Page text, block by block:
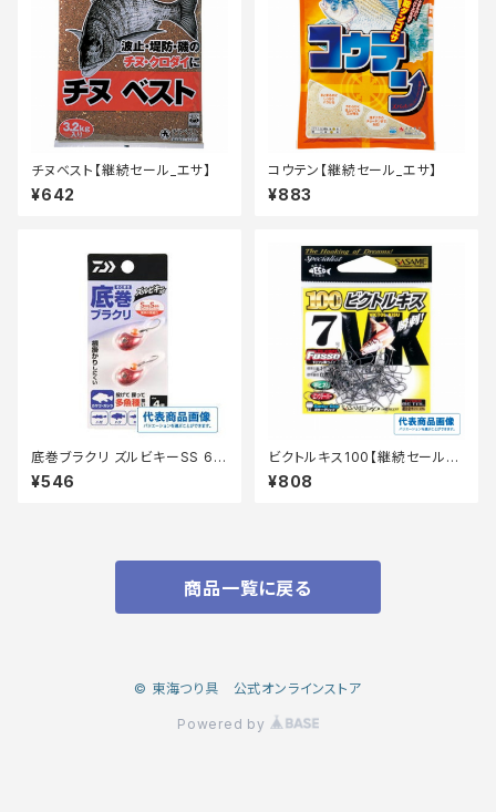
チヌベスト【継続セール_エサ】
¥642
コウテン【継続セール_エサ】
¥883
底巻ブラクリ ズルビキーSS 6号
赤
¥546
ビクトルキス100【継続セール_
仕掛】
¥808
商品一覧に戻る
© 東海つり具 公式オンラインストア
Powered by